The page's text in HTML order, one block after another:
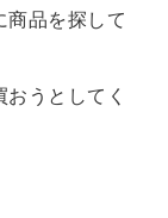
商品を探して
うとしてく